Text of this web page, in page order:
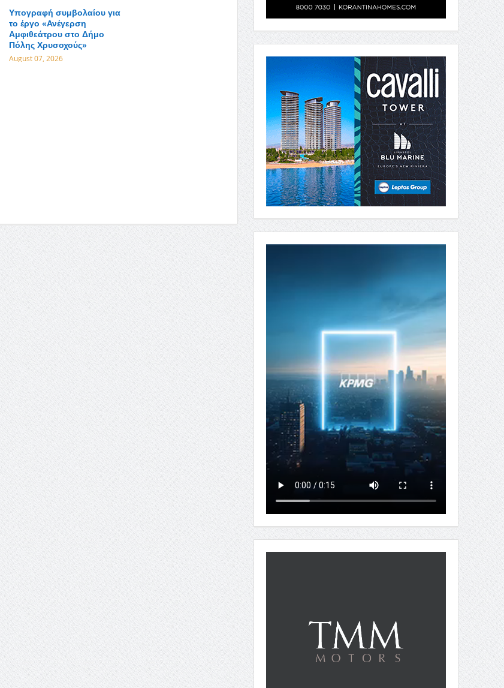
Υπογραφή συμβολαίου για
το έργο «Ανέγερση
Αμφιθεάτρου στο Δήμο
Πόλης Χρυσοχούς»
August 07, 2026